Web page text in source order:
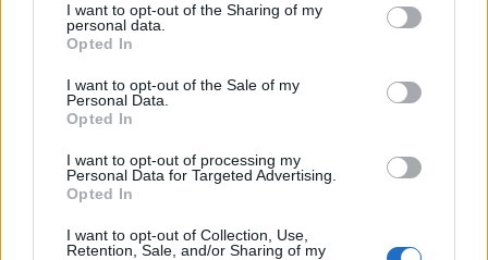
not limited to your visit or usage behaviour. You may click to
grant or deny consent to Google and its third-party tags to
use your data for below specified purposes in below Google
consent section.
I want to opt-out of the Sharing of my
personal data.
Opted In
I want to opt-out of the Sale of my
Personal Data.
Opted In
I want to opt-out of processing my
Personal Data for Targeted Advertising.
Opted In
I want to opt-out of Collection, Use,
Retention, Sale, and/or Sharing of my